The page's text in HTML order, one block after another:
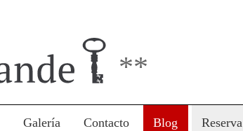
**
Galería Contacto Blog Reserva